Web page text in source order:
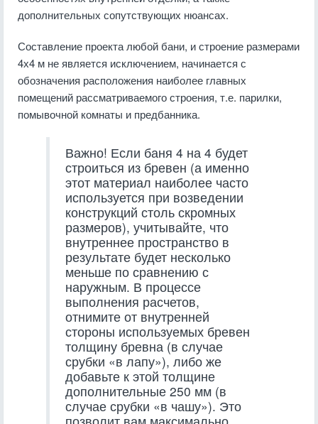
дополнительных сопутствующих нюансах.
Составление проекта любой бани, и строение размерами
4х4 м не является исключением, начинается с
обозначения расположения наиболее главных
помещений рассматриваемого строения, т.е. парилки,
помывочной комнаты и предбанника.
Важно! Если баня 4 на 4 будет
строиться из бревен (а именно
этот материал наиболее часто
используется при возведении
конструкций столь скромных
размеров), учитывайте, что
внутреннее пространство в
результате будет несколько
меньше по сравнению с
наружным. В процессе
выполнения расчетов,
отнимите от внутренней
стороны используемых бревен
толщину бревна (в случае
срубки «в лапу»), либо же
добавьте к этой толщине
дополнительные 250 мм (в
случае срубки «в чашу»). Это